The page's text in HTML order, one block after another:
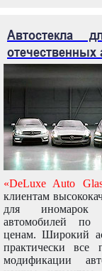
Автостекла
отечественных
«DeLuxe Auto
клиентам
для иномарок
автомобилей
ценам. Широкий
практически все
модификации